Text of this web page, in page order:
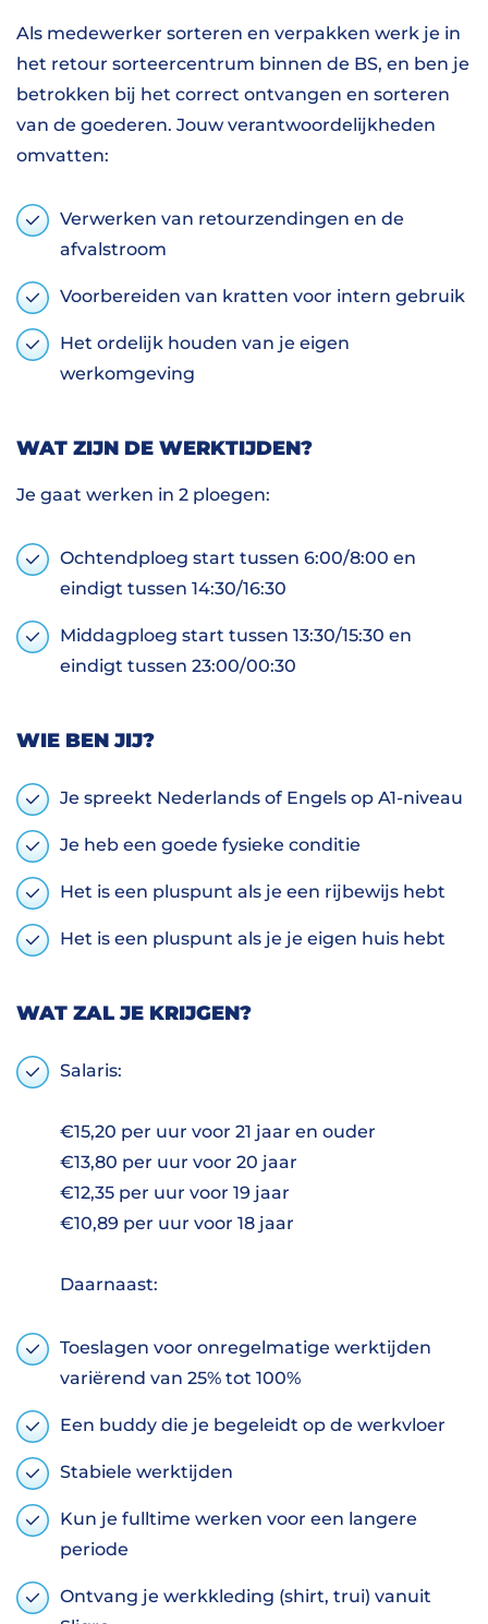
Als medewerker sorteren en verpakken werk je in
het retour sorteercentrum binnen de BS, en ben je
betrokken bij het correct ontvangen en sorteren
van de goederen. Jouw verantwoordelijkheden
omvatten:
Verwerken van retourzendingen en de
afvalstroom
Voorbereiden van kratten voor intern gebruik
Het ordelijk houden van je eigen
werkomgeving
WAT ZIJN DE WERKTIJDEN?
Je gaat werken in 2 ploegen:
Ochtendploeg start tussen 6:00/8:00 en
eindigt tussen 14:30/16:30
Middagploeg start tussen 13:30/15:30 en
eindigt tussen 23:00/00:30
WIE BEN JIJ?
Je spreekt Nederlands of Engels op A1-niveau
Je heb een goede fysieke conditie
Het is een pluspunt als je een rijbewijs hebt
Het is een pluspunt als je je eigen huis hebt
WAT ZAL JE KRIJGEN?
Salaris:
€15,20 per uur voor 21 jaar en ouder
€13,80 per uur voor 20 jaar
€12,35 per uur voor 19 jaar
€10,89 per uur voor 18 jaar
Daarnaast:
Toeslagen voor onregelmatige werktijden
variërend van 25% tot 100%
Een buddy die je begeleidt op de werkvloer
Stabiele werktijden
Kun je fulltime werken voor een langere
periode
Ontvang je werkkleding (shirt, trui) vanuit